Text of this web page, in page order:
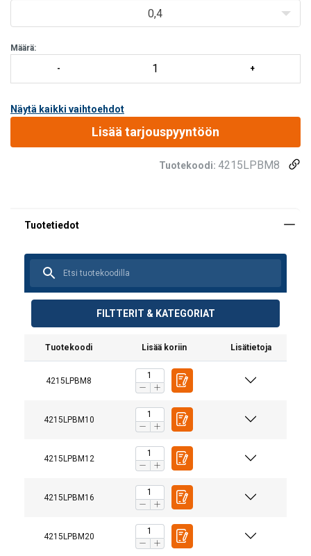
0,4
Määrä:
Näytä kaikki vaihtoehdot
Lisää tarjouspyyntöön
Tuotekoodi: 4215LPBM8
FILTTERIT & KATEGORIAT
Tuotekoodi Lisää koriin Lisätietoja
4215LPBM8
4215LPBM10
4215LPBM12
4215LPBM16
4215LPBM20